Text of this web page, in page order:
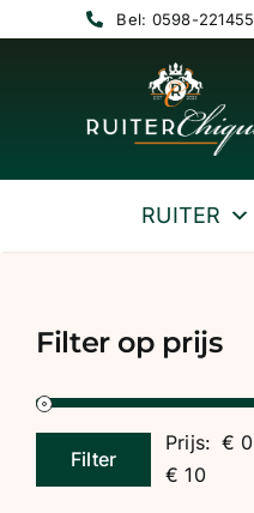
Bel: 0598-221455
RUITER
Filter op prijs
Min.
Max.
Filter
Prijs: € 0
€ 10